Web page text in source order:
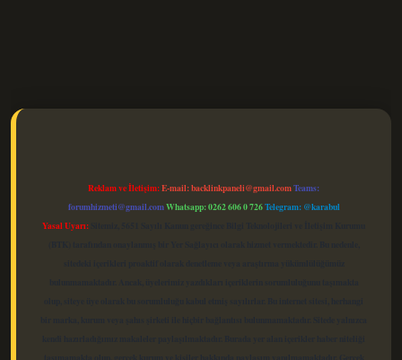
Reklam ve İletişim:E-mail:backlinkpaneli@gmail.comTeams:
forumhizmeti@gmail.comWhatsapp: 0262 606 0 726Telegram: @karabul
Yasal Uyarı: